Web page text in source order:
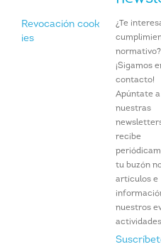
Revocación cook
ies
¿Te
normativo?
¡Sigamos
contacto!
Apúntate a
nuestras
recibe
tu buzón
artículos e
nuestros